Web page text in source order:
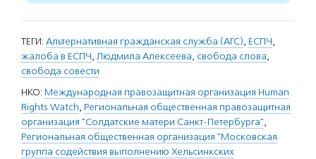
ТЕГИ: Альтернативная гражданская служба (АГС), ЕСПЧ,
жалоба в ЕСПЧ, Людмила Алексеева, свобода слова,
свобода совести
НКО: Международная правозащитная организация Human
Rights Watch, Региональная общественная правозащитная
организация "Солдатские матери Санкт-Петербурга",
Региональная общественная организация "Московская
группа содействия выполнению Хельсинкских